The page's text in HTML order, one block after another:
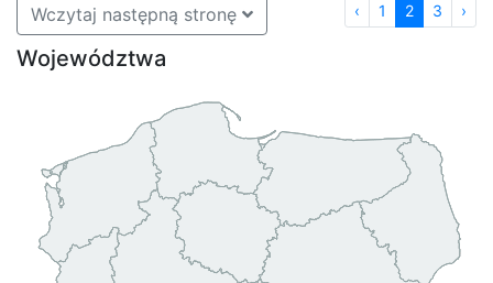
Wczytaj następną stronę ‹ 1 2 3 ›
Województwa